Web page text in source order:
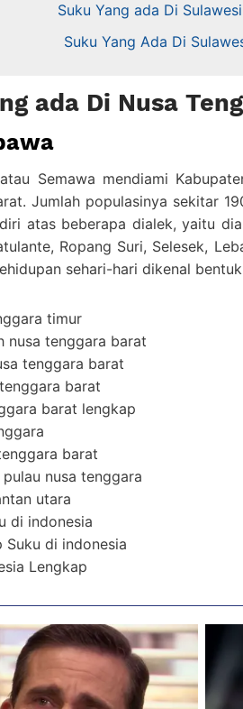
Suku Yang ada Di
Suku Yang Ada Di
ada Di Nusa
Semawa mendiami
Jumlah populasinya sekitar
atas beberapa dialek, yaitu
Ropang Suri, Selesek,
sehari-hari dikenal
timur
nusa tenggara barat
tenggara barat
barat
barat lengkap
barat
nusa tenggara
utara
di indonesia
Suku di indonesia
Lengkap